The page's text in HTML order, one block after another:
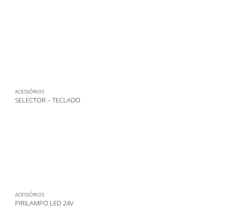
ACESSÓRIOS
SELECTOR – TECLADO
ACESSÓRIOS
PIRILAMPO LED 24V